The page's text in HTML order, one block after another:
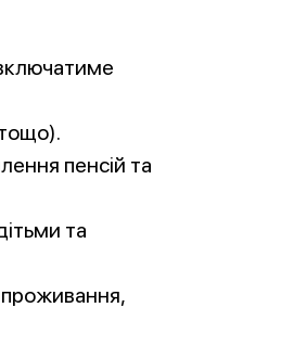
пенсій та
та
проживання,